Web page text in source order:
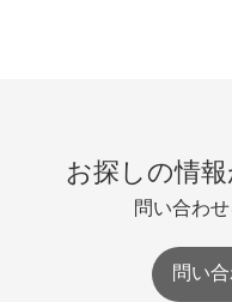
お探しの情
問い合わ
問い